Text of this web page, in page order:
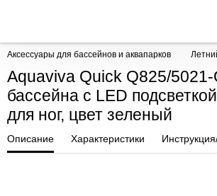
Аксессуары для бассейнов и аквапарков
Aquaviva Quick Q825/
бассейна с LED
для ног, цвет зеленый
Описание Характеристики